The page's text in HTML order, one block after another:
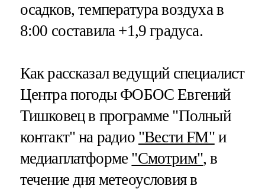
осадков, температура воздуха в
8:00 составила +1,9 градуса.
Как рассказал ведущий специалист
Центра погоды ФОБОС Евгений
Тишковец в программе "Полный
контакт" на радио "Вести FM"и
медиаплатформе "Смотрим", в
течение дня метеоусловия в